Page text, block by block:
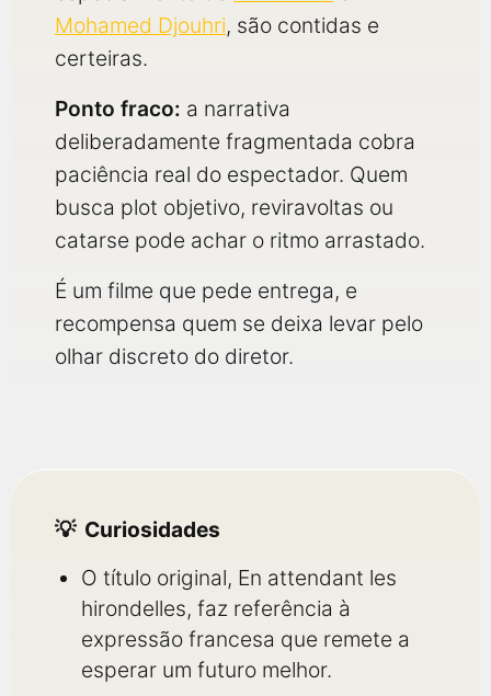
Mohamed Djouhri, são contidas e
certeiras.
Ponto fraco: a narrativa
deliberadamente fragmentada cobra
paciência real do espectador. Quem
busca plot objetivo, reviravoltas ou
catarse pode achar o ritmo arrastado.
É um filme que pede entrega, e
recompensa quem se deixa levar pelo
olhar discreto do diretor.
Curiosidades
O título original, En attendant les
hirondelles, faz referência à
expressão francesa que remete a
esperar um futuro melhor.